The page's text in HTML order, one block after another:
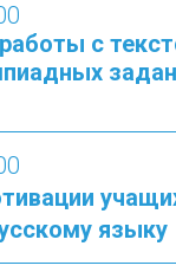
с
языку